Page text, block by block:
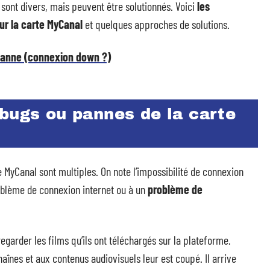
divers, mais peuvent être solutionnés. Voici les
la carte MyCanal et quelques approches de solutions.
(connexion down ?)
ou pannes de la carte
sont multiples. On note l’impossibilité de connexion
de connexion internet ou à unproblème de
les films qu’ils ont téléchargés sur la plateforme.
et aux contenus audiovisuels leur est coupé. Il arrive